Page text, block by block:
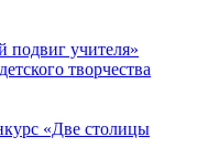
подвиг учителя»
творчества
«Две столицы